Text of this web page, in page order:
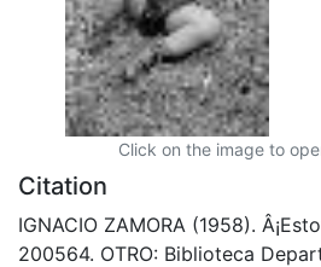
Click on the image to
Citation
IGNACIO ZAMORA (1958).
200564. OTRO: Biblioteca